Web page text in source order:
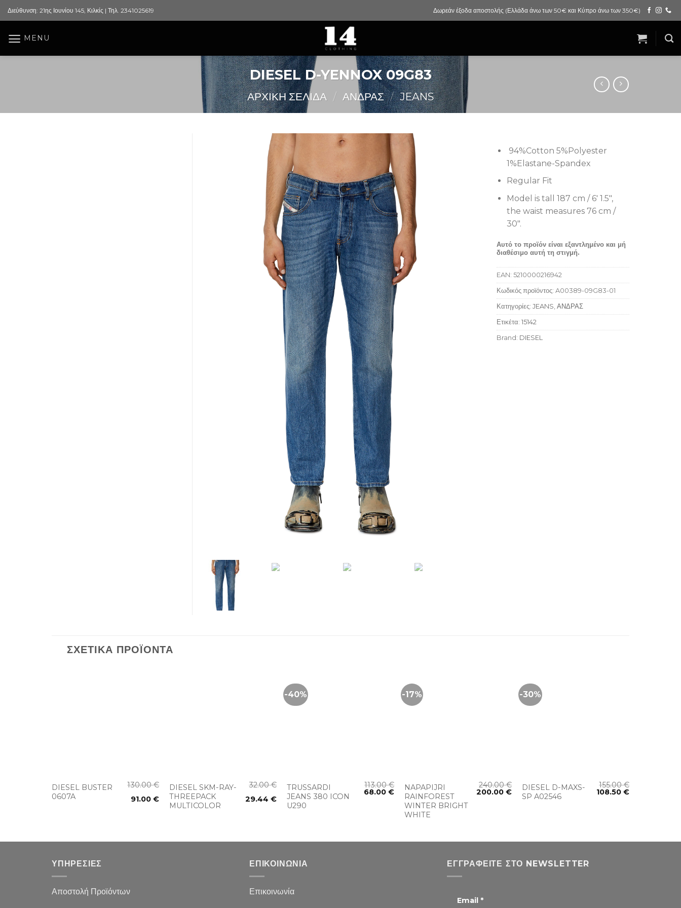
Skip
to
Διεύθυνση: 21ης Ιουνίου 145, Κιλκίς | Τηλ. 2341025619 Δωρεάν έξοδα αποστολής (Ελλάδα άνω των 50€ και Κύπρο άνω των 350€)
MENU
DIESEL D-YENNOX 09G83
ΑΡΧΙΚΉ ΣΕΛΊΔΑ / ΑΝΔΡΑΣ / JEANS
94%Cotton 5%Polyester
1%Elastane-Spandex
Regular Fit
Model is tall 187 cm / 6′ 1.5″,
the waist measures 76 cm /
30″.
Αυτό το προϊόν είναι εξαντλημένο και μή
διαθέσιμο αυτή τη στιγμή.
EAN: 5210000216942
Κωδικός προϊόντος: A00389-09G83-01
Κατηγορίες: JEANS, ΑΝΔΡΑΣ
Ετικέτα: 15142
Brand: DIESEL
ΣΧΕΤΙΚΆ ΠΡΟΪΌΝΤΑ
DIESEL BUSTER
0607A
130.00€
91.00€
DIESEL SKM-RAY-
THREEPACK
MULTICOLOR
32.00€
29.44€
-40%
TRUSSARDI
JEANS 380 ICON
U290
113.00€
68.00€
-17%
NAPAPIJRI
RAINFOREST
WINTER BRIGHT
WHITE
240.00€
200.00€
-30%
DIESEL D-MAXS-
SP A02546
155.00€
108.50€
ΥΠΗΡΕΣΙΕΣ
Αποστολή Προϊόντων
ΕΠΙΚΟΙΝΩΝΙΑ
Επικοινωνία
ΕΓΓΡΑΦΕΊΤΕ ΣΤΟ NEWSLETTER
Email *